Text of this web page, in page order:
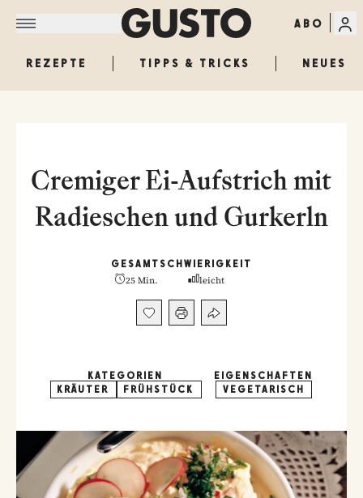
ABO
REZEPTE TIPPS & TRICKS NEUES
Cremiger Ei-Aufstrich mit
Radieschen und Gurkerln
GESAMT
25 Min.
SCHWIERIGKEIT
leicht
KATEGORIEN
KRÄUTER
FRÜHSTÜCK
EIGENSCHAFTEN
VEGETARISCH